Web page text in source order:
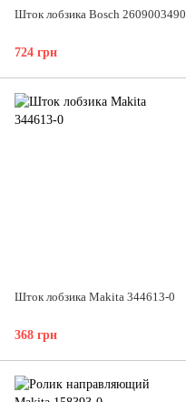
Шток лобзика Bosch 2609003490
724 грн
Шток лобзика Makita 344613-0
368 грн